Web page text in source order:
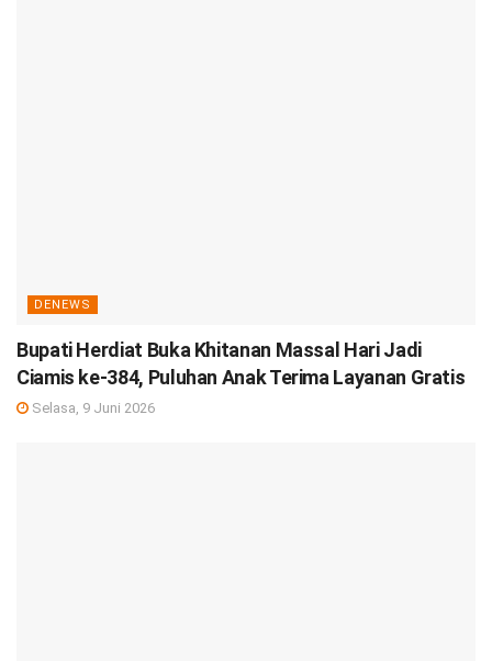
DENEWS
Bupati Herdiat Buka Khitanan Massal Hari Jadi
Ciamis ke-384, Puluhan Anak Terima Layanan Gratis
Selasa, 9 Juni 2026